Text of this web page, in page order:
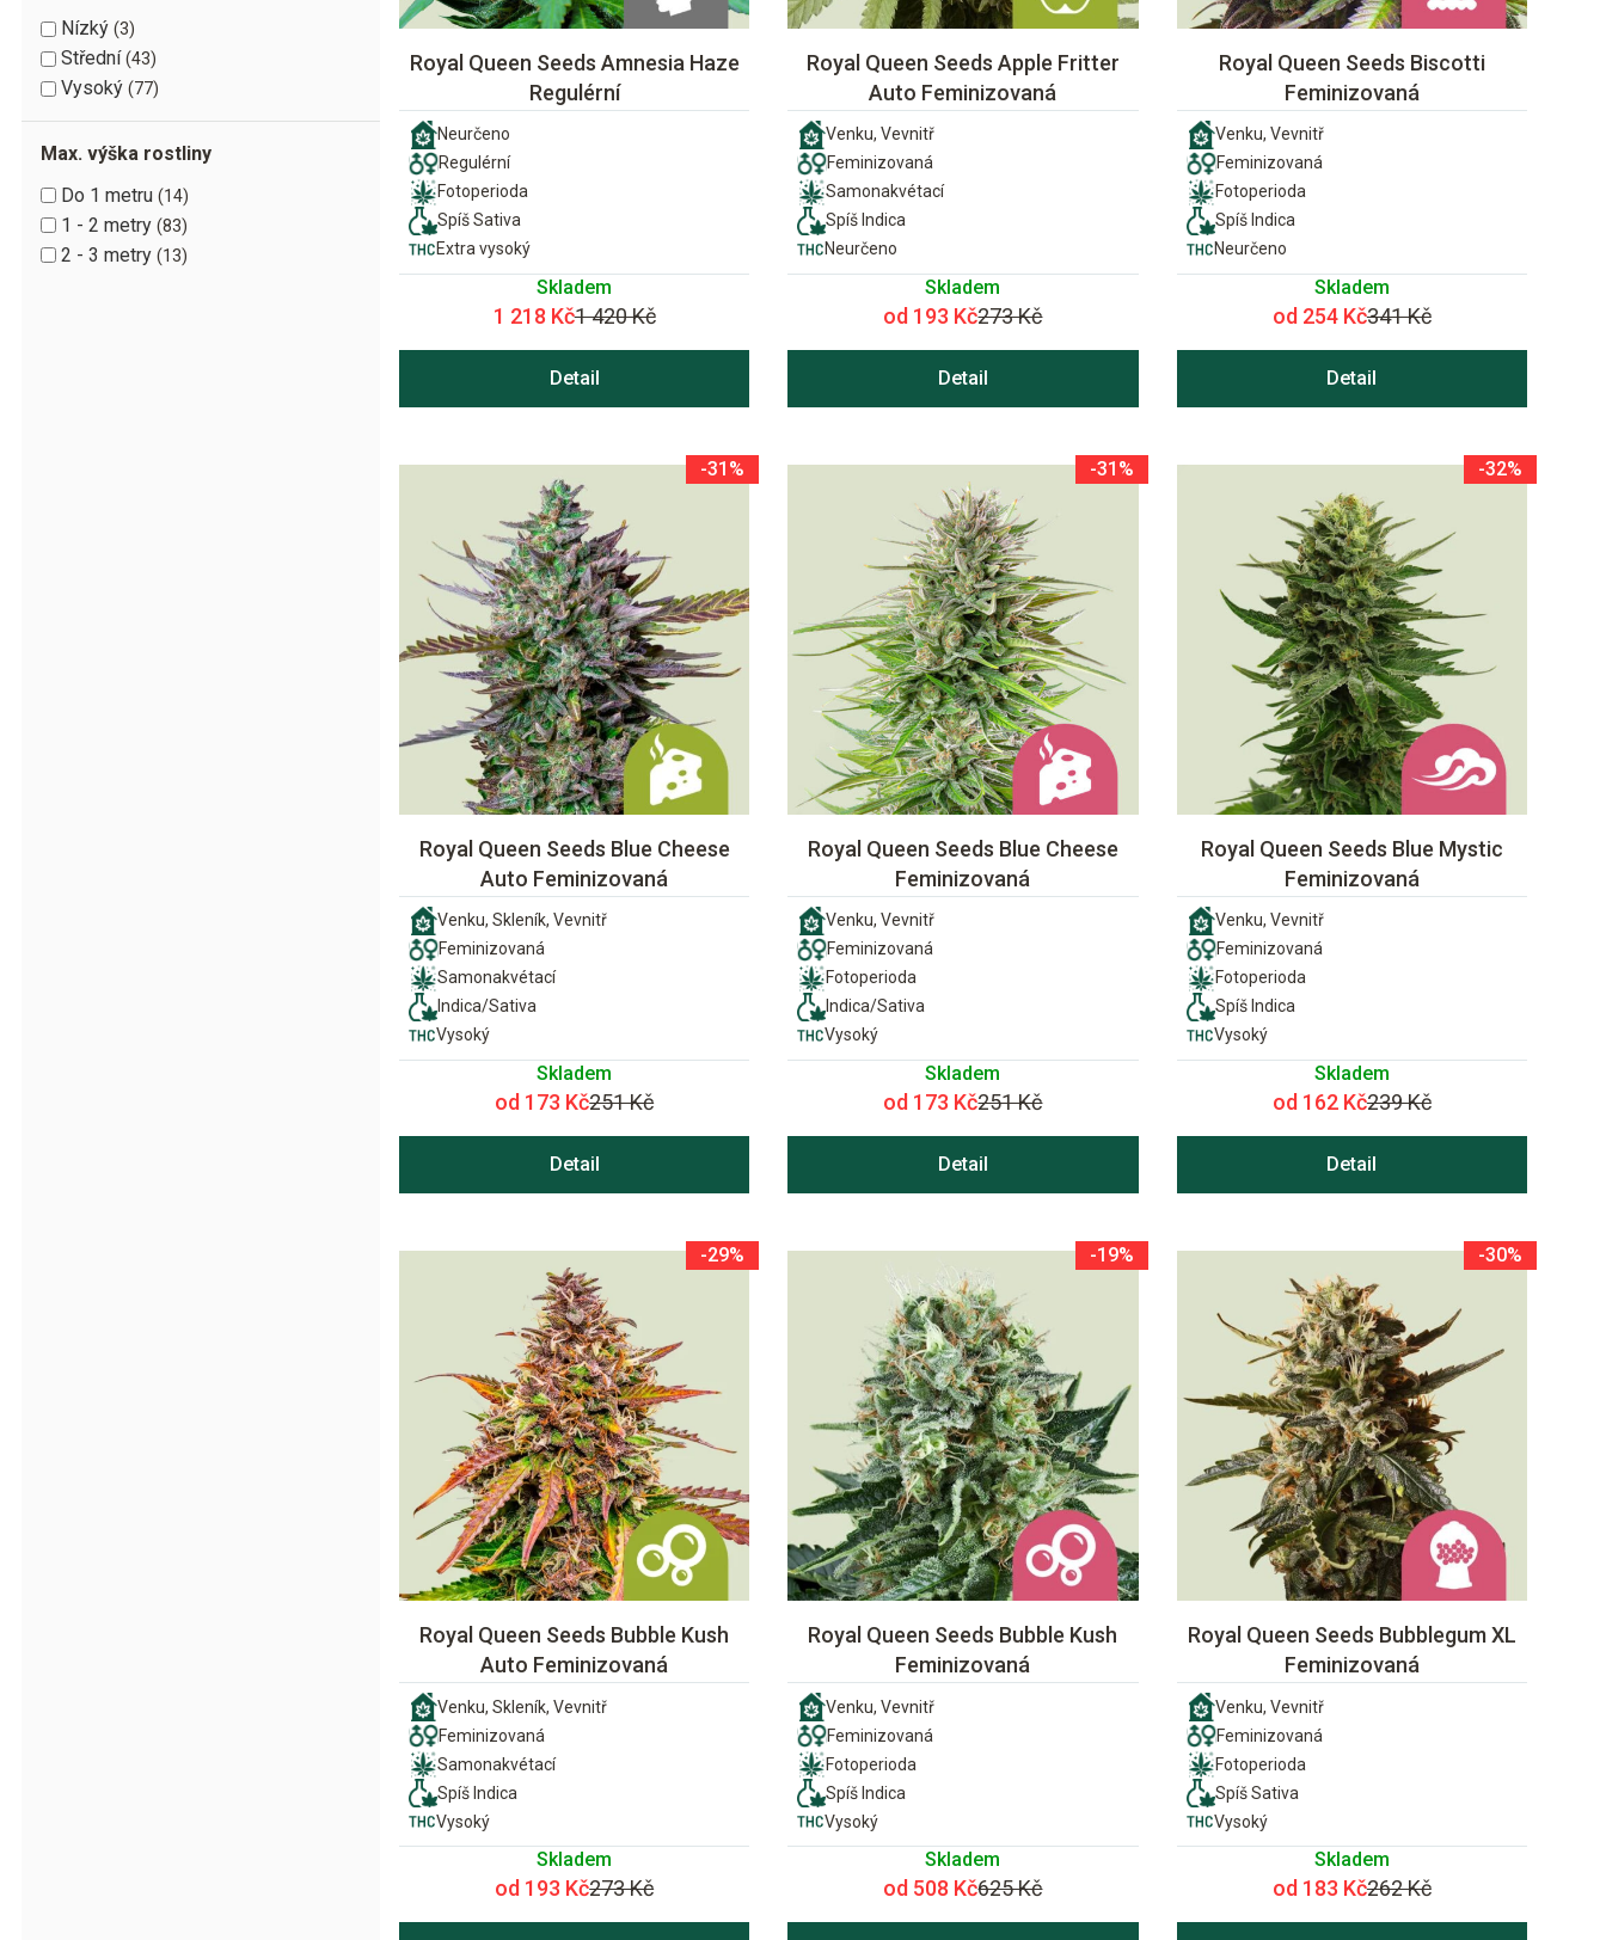
Nízký 3
Střední 43
Vysoký 77
Max. výška rostliny
Do 1 metru 14
1 - 2 metry 83
2 - 3 metry 13
Royal Queen Seeds Amnesia Haze
Regulérní
Neurčeno
Regulérní
Fotoperioda
Spíš Sativa
Extra vysoký
Skladem
1 218 Kč1 420 Kč
Detail
Royal Queen Seeds Apple Fritter
Auto Feminizovaná
Venku, Vevnitř
Feminizovaná
Samonakvétací
Spíš Indica
Neurčeno
Skladem
od 193 Kč273 Kč
Detail
Royal Queen Seeds Biscotti
Feminizovaná
Venku, Vevnitř
Feminizovaná
Fotoperioda
Spíš Indica
Neurčeno
Skladem
od 254 Kč341 Kč
Detail
-31%
Royal Queen Seeds Blue Cheese
Auto Feminizovaná
Venku, Skleník, Vevnitř
Feminizovaná
Samonakvétací
Indica/Sativa
Vysoký
Skladem
od 173 Kč251 Kč
Detail
-31%
Royal Queen Seeds Blue Cheese
Feminizovaná
Venku, Vevnitř
Feminizovaná
Fotoperioda
Indica/Sativa
Vysoký
Skladem
od 173 Kč251 Kč
Detail
-32%
Royal Queen Seeds Blue Mystic
Feminizovaná
Venku, Vevnitř
Feminizovaná
Fotoperioda
Spíš Indica
Vysoký
Skladem
od 162 Kč239 Kč
Detail
-29%
Royal Queen Seeds Bubble Kush
Auto Feminizovaná
Venku, Skleník, Vevnitř
Feminizovaná
Samonakvétací
Spíš Indica
Vysoký
Skladem
od 193 Kč273 Kč
-19%
Royal Queen Seeds Bubble Kush
Feminizovaná
Venku, Vevnitř
Feminizovaná
Fotoperioda
Spíš Indica
Vysoký
Skladem
od 508 Kč625 Kč
-30%
Royal Queen Seeds Bubblegum XL
Feminizovaná
Venku, Vevnitř
Feminizovaná
Fotoperioda
Spíš Sativa
Vysoký
Skladem
od 183 Kč262 Kč